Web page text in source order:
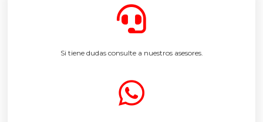
Si tiene dudas consulte a nuestros asesores.